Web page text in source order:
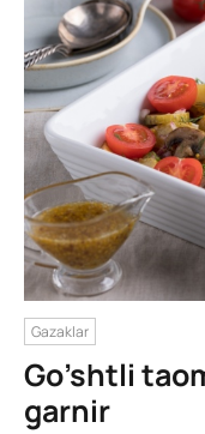
Gazaklar
Go’shtli
garnir